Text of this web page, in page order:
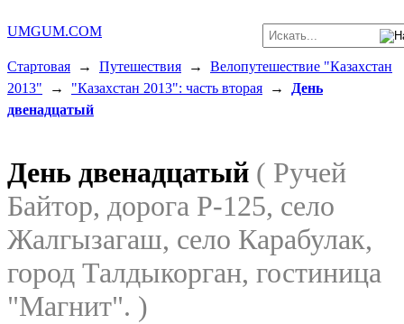
UMGUM.COM
Стартовая → Путешествия → Велопутешествие "Казахстан
2013" → "Казахстан 2013": часть вторая →
День
двенадцатый
День двенадцатый ( Ручей
Байтор, дорога P-125, село
Жалгызагаш, село Карабулак,
город Талдыкорган, гостиница
"Магнит". )